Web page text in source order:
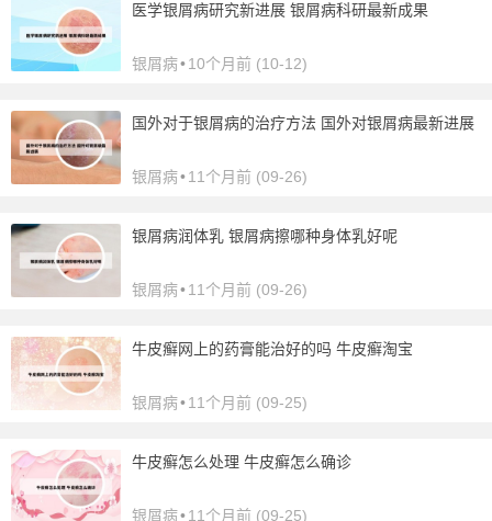
医学银屑病研究新进展 银屑病科研最新成果
银屑病•10个月前 (10-12)
国外对于银屑病的治疗方法 国外对银屑病最新进展
银屑病•11个月前 (09-26)
银屑病润体乳 银屑病擦哪种身体乳好呢
银屑病•11个月前 (09-26)
牛皮癣网上的药膏能治好的吗 牛皮癣淘宝
银屑病•11个月前 (09-25)
牛皮癣怎么处理 牛皮癣怎么确诊
银屑病•11个月前 (09-25)